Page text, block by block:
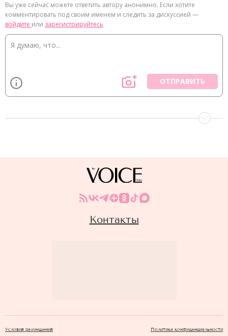
Вы уже сейчас можете ответить автору анонимно. Если хотите
комментировать под своим именем и следить за дискуссией —
войдите или зарегистрируйтесь
ОТПРАВИТЬ
Контакты
Условия размещения Политика конфиденциальности